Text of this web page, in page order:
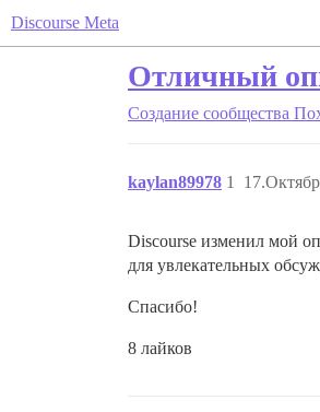
Discourse Meta
Отличный
Создание сообщества
kaylan89978 1
Discourse изменил мой
для увлекательных
Спасибо!
8 лайков